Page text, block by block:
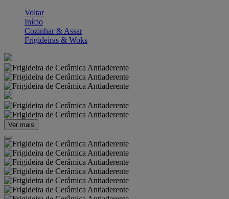
Voltar
Início
Cozinhar & Assar
Frigideiras & Woks
Ver mais